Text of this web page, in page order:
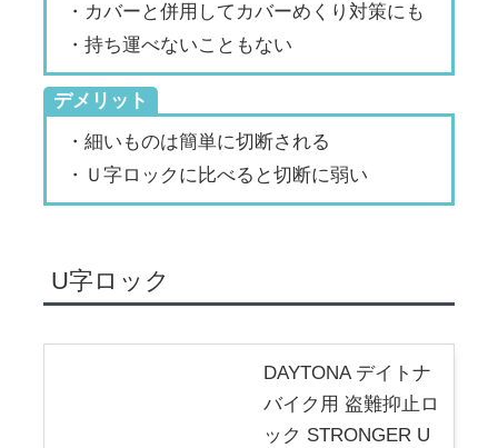
・カバーと併用してカバーめくり対策にも
・持ち運べないこともない
デメリット
・細いものは簡単に切断される
・Ｕ字ロックに比べると切断に弱い
U字ロック
DAYTONA デイトナ
バイク用 盗難抑止ロ
ック STRONGER U